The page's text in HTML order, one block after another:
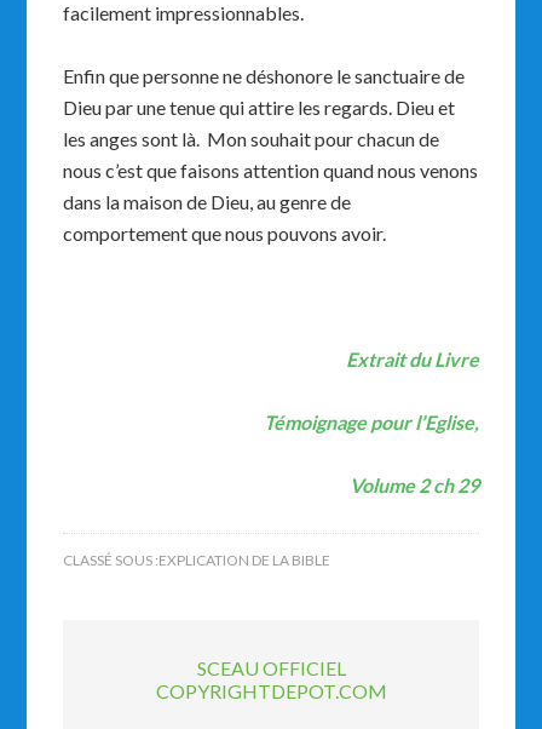
facilement impressionnables.
Enfin que personne ne déshonore le sanctuaire de
Dieu par une tenue qui attire les regards. Dieu et
les anges sont là. Mon souhait pour chacun de
nous c’est que faisons attention quand nous venons
dans la maison de Dieu, au genre de
comportement que nous pouvons avoir.
Extrait du Livre
Témoignage pour l’Eglise,
Volume 2 ch 29
CLASSÉ SOUS :EXPLICATION DE LA BIBLE
SCEAU OFFICIEL
COPYRIGHTDEPOT.COM